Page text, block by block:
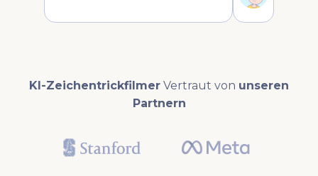
KI-Zeichentrickfilmer Vertraut von unseren
Partnern